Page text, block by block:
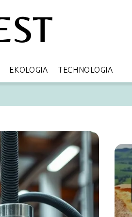
EKOLOGIA TECHNOLOGIA